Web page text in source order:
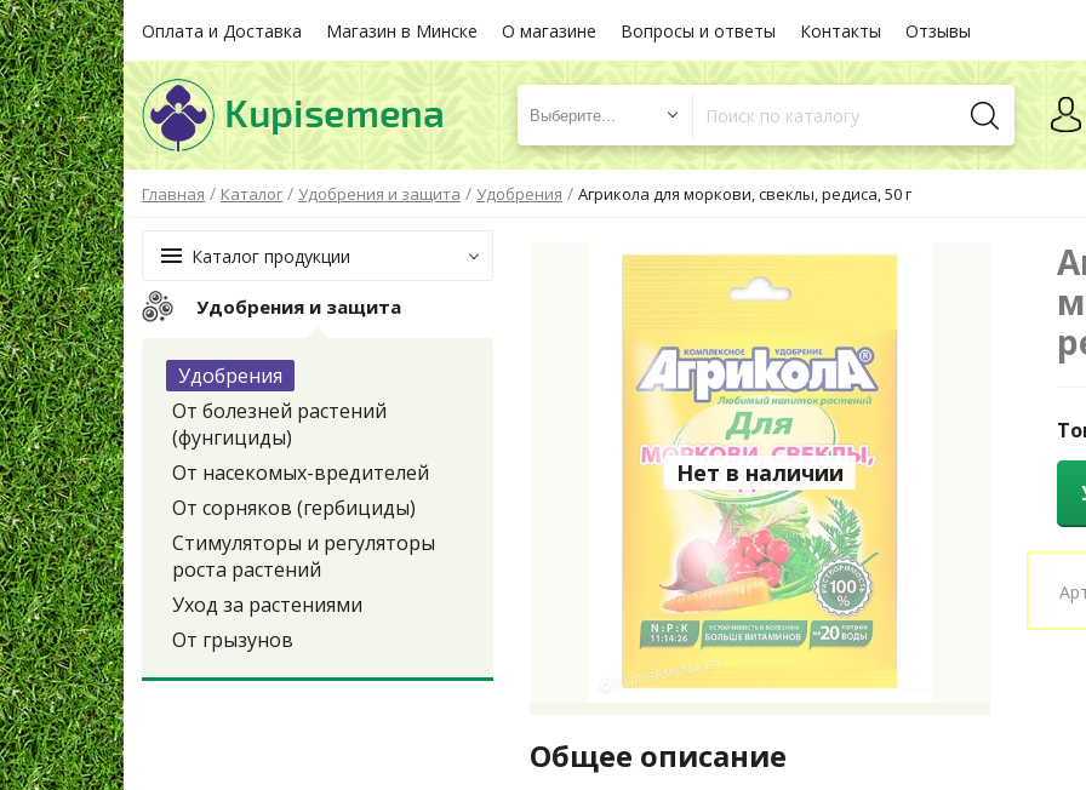
Оплата и Доставка Магазин в Минске О магазине Вопросы и ответы Контакты Отзывы
Выберите...
Главная / Каталог / Удобрения и защита / Удобрения / Агрикола для моркови, свеклы, редиса, 50 г
Каталог продукции
Удобрения и защита
Удобрения
От болезней растений
(фунгициды)
От насекомых-вредителей
От сорняков (гербициды)
Стимуляторы и регуляторы
роста растений
Уход за растениями
От грызунов
Нет в наличии
Общее описание